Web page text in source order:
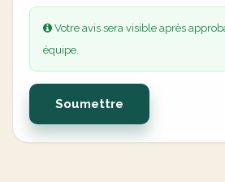
Votre avis sera visible après
équipe.
Soumettre